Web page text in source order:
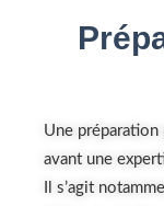
Une
avant une
Il s’agit